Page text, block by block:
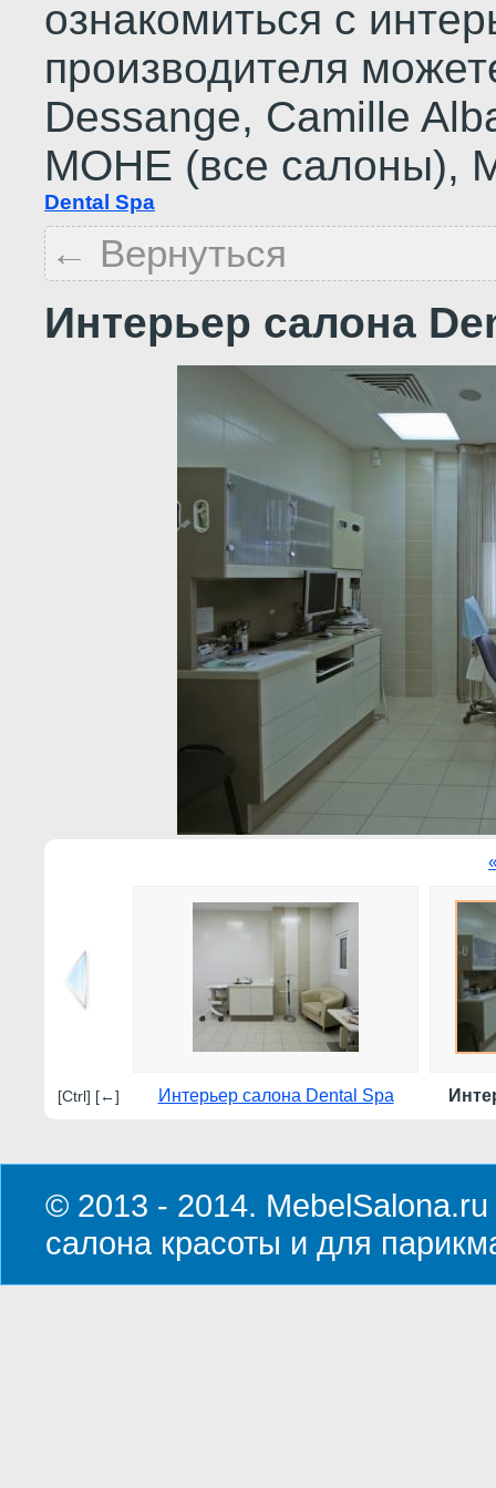
ознакомиться с
производителя
Dessange, Сamille
МОНЕ (все салоны),
Dental Spa
← Вернуться
Интерьер салона
[Ctrl] [←] Интерьер салона Dental Spa
© 2013 - 2014.
салона красоты и для